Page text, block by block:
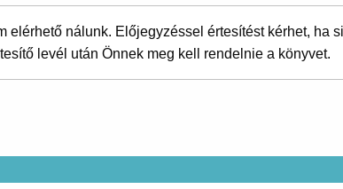
elérhető nálunk. Előjegyzéssel értesítést kérhet, ha
levél után Önnek meg kell rendelnie a könyvet.